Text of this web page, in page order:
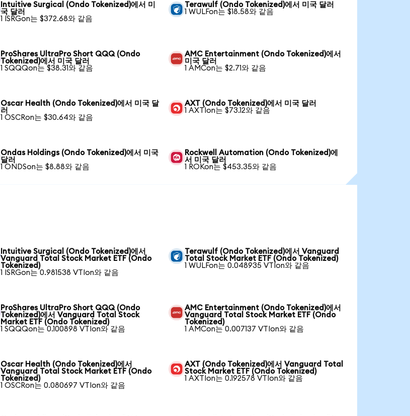
Intuitive Surgical (Ondo Tokenized)에서 미
국 달러
1 ISRGon는 $372.68와 같음
Terawulf (Ondo Tokenized)에서 미국 달러
1 WULFon는 $18.58와 같음
ProShares UltraPro Short QQQ (Ondo
Tokenized)에서 미국 달러
1 SQQQon는 $38.31와 같음
AMC Entertainment (Ondo Tokenized)에서
미국 달러
1 AMCon는 $2.71와 같음
Oscar Health (Ondo Tokenized)에서 미국 달
러
1 OSCRon는 $30.64와 같음
AXT (Ondo Tokenized)에서 미국 달러
1 AXTIon는 $73.12와 같음
Ondas Holdings (Ondo Tokenized)에서 미국
달러
1 ONDSon는 $8.88와 같음
Rockwell Automation (Ondo Tokenized)에
서 미국 달러
1 ROKon는 $453.35와 같음
Intuitive Surgical (Ondo Tokenized)에서
Vanguard Total Stock Market ETF (Ondo
Tokenized)
1 ISRGon는 0.981538 VTIon와 같음
Terawulf (Ondo Tokenized)에서 Vanguard
Total Stock Market ETF (Ondo Tokenized)
1 WULFon는 0.048935 VTIon와 같음
ProShares UltraPro Short QQQ (Ondo
Tokenized)에서 Vanguard Total Stock
Market ETF (Ondo Tokenized)
1 SQQQon는 0.100898 VTIon와 같음
AMC Entertainment (Ondo Tokenized)에서
Vanguard Total Stock Market ETF (Ondo
Tokenized)
1 AMCon는 0.007137 VTIon와 같음
Oscar Health (Ondo Tokenized)에서
Vanguard Total Stock Market ETF (Ondo
Tokenized)
1 OSCRon는 0.080697 VTIon와 같음
AXT (Ondo Tokenized)에서 Vanguard Total
Stock Market ETF (Ondo Tokenized)
1 AXTIon는 0.192578 VTIon와 같음